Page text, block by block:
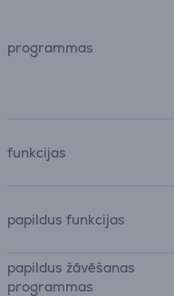
programmas
funkcijas
papildus funkcijas
papildus žāvēšanas
programmas